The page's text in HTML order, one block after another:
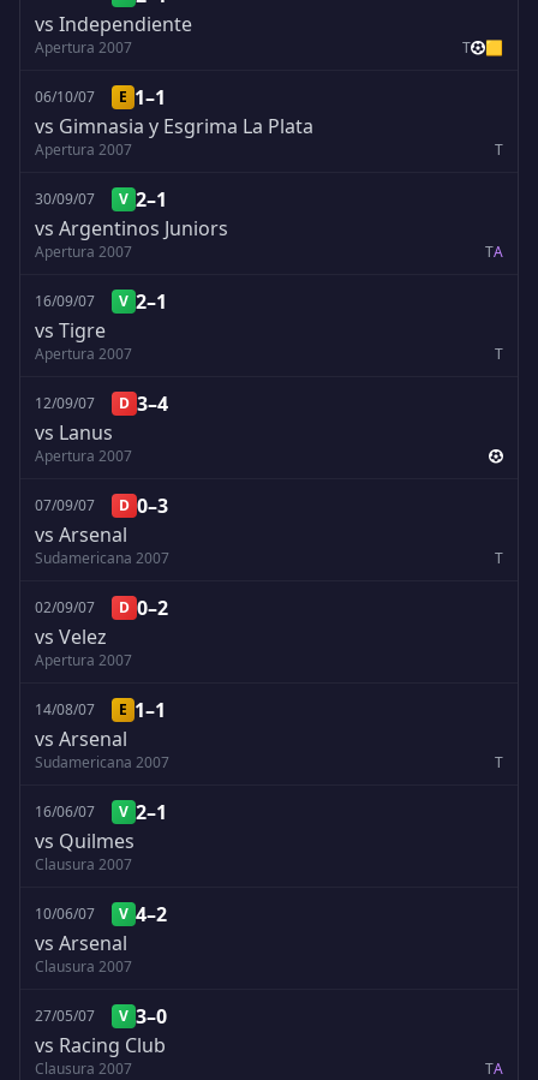
vs Independiente
Apertura 2007 T 🟨
06/10/07 E 1–1
vs Gimnasia y Esgrima La Plata
Apertura 2007 T
30/09/07 V 2–1
vs Argentinos Juniors
Apertura 2007 TA
16/09/07 V 2–1
vs Tigre
Apertura 2007 T
12/09/07 D 3–4
vs Lanus
Apertura 2007
07/09/07 D 0–3
vs Arsenal
Sudamericana 2007 T
02/09/07 D 0–2
vs Velez
Apertura 2007
14/08/07 E 1–1
vs Arsenal
Sudamericana 2007 T
16/06/07 V 2–1
vs Quilmes
Clausura 2007
10/06/07 V 4–2
vs Arsenal
Clausura 2007
27/05/07 V 3–0
vs Racing Club
Clausura 2007 TA